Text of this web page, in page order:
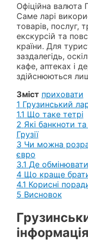
Офіційна валюта
Саме ларі
товарів, послуг,
екскурсій та
країни. Для
заздалегідь,
кафе, аптеках і
здійснюються
Зміст приховати
1 Грузинський
1.1 Що таке тетрі
2 Які банкноти
Грузії
3 Чи можна
євро
3.1 Де обмінювати
4 Що краще брати
4.1 Корисні
5 Висновок
інформація